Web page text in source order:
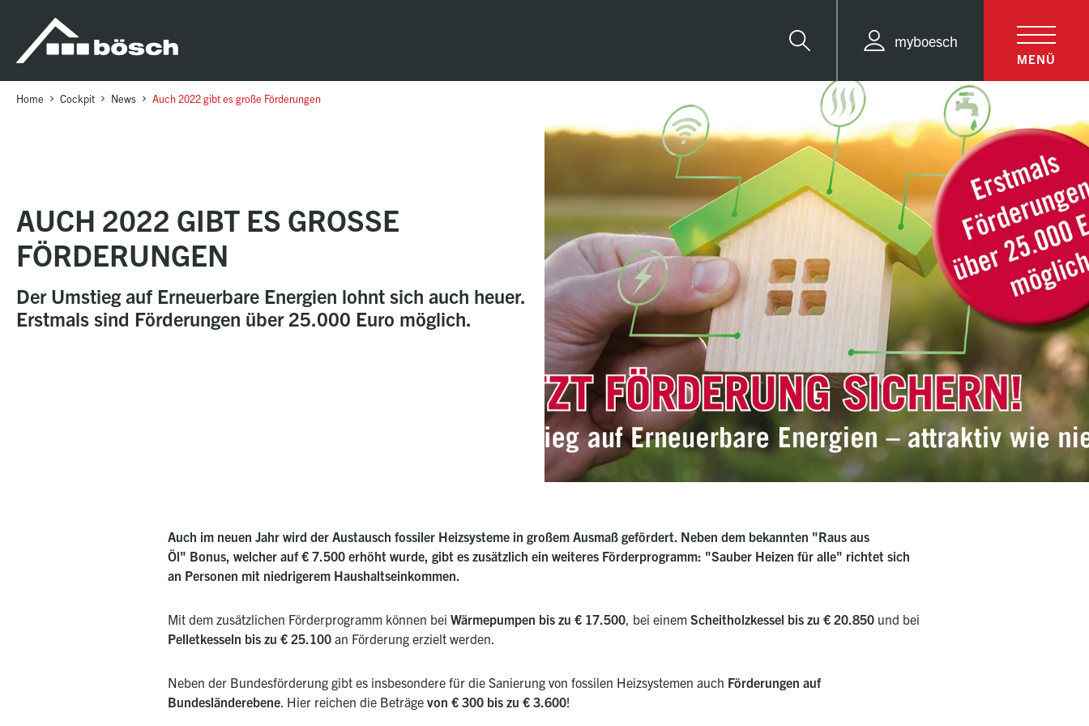
sr.skip-to.main-content
sr.skip-to.table-of-contents
sr.skip-to.main-navigation
Suche
myboesch
MENÜ
Home Cockpit News Auch 2022 gibt es große Förderungen
AUCH 2022 GIBT ES GROSSE F
ÖRDERUNGEN
Der Umstieg auf Erneuerbare Energien lohnt sich auch heuer.
Erstmals sind Förderungen über 25.000 Euro möglich.
Auch im neuen Jahr wird der Austausch fossiler Heizsysteme in großem Ausmaß gefördert. Neben dem bekannten "Raus aus
Öl" Bonus, welcher auf € 7.500 erhöht wurde, gibt es zusätzlich ein weiteres Förderprogramm: "Sauber Heizen für alle" richtet sich
an Personen mit niedrigerem Haushaltseinkommen.
Mit dem zusätzlichen Förderprogramm können bei Wärmepumpen bis zu € 17.500, bei einem Scheitholzkessel bis zu € 20.850 und bei
Pelletkesseln bis zu € 25.100 an Förderung erzielt werden.
Neben der Bundesförderung gibt es insbesondere für die Sanierung von fossilen Heizsystemen auch Förderungen auf
Bundesländerebene. Hier reichen die Beträge von € 300 bis zu € 3.600!